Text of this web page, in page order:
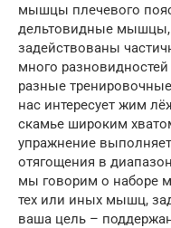
мышцы плечевого
дельтовидные мышцы,
задействованы
много
разные
нас интересует жим
скамье широким
упражнение
отягощения в
мы говорим о наборе
тех или иных мышц,
ваша цель ­–